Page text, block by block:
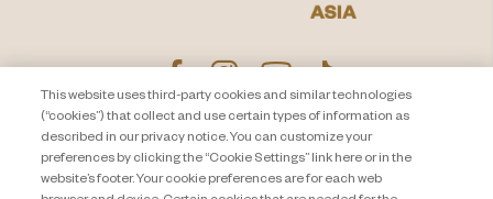
プライバシー通知
About Travel + Leisure Co
お問い合わせ
サイトマップ
This website uses third-party cookies and similar technologies
(“cookies”) that collect and use certain types of information as
described in our privacy notice. You can customize your
preferences by clicking the “Cookie Settings” link here or in the
website’s footer. Your cookie preferences are for each web